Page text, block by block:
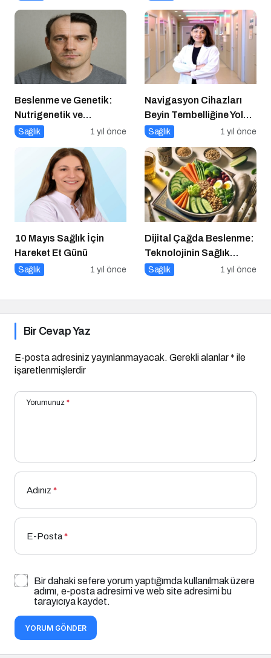
Beslenme ve Genetik:
Nutrigenetik ve
Nutrigenomik’in Rolü
Sağlık 1 yıl önce
Navigasyon Cihazları
Beyin Tembelliğine Yol
Açıyor mu?
Sağlık 1 yıl önce
10 Mayıs Sağlık İçin
Hareket Et Günü
Sağlık 1 yıl önce
Dijital Çağda Beslenme:
Teknolojinin Sağlık
Üzerindeki Etkileri ve
Sağlık 1 yıl önce
Bir Cevap Yaz
E-posta adresiniz yayınlanmayacak. Gerekli alanlar* ile
işaretlenmişlerdir
Yorumunuz *
Adınız *
E-Posta*
Bir dahaki sefere yorum yaptığımda kullanılmak üzere
adımı, e-posta adresimi ve web site adresimi bu
tarayıcıya kaydet.
YORUM GÖNDER